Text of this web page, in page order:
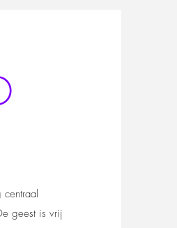
centraal
geest is vrij